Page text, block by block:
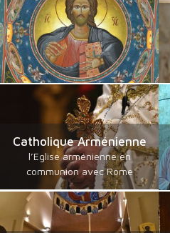
Catholique Arménienne
l’Eglise arménienne en
communion avec Rome